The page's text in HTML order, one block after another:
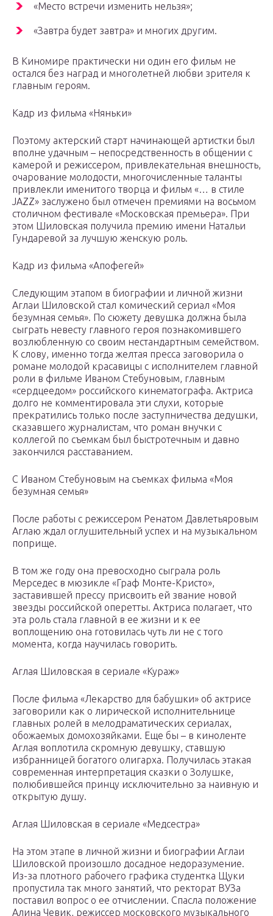
«Место встречи изменить нельзя»;
«Завтра будет завтра» и многих другим.
В Киномире практически ни один его фильм не
остался без наград и многолетней любви зрителя к
главным героям.
Кадр из фильма «Няньки»
Поэтому актерский старт начинающей артистки был
вполне удачным – непосредственность в общении с
камерой и режиссером, привлекательная внешность,
очарование молодости, многочисленные таланты
привлекли именитого творца и фильм «… в стиле
JAZZ» заслужено был отмечен премиями на восьмом
столичном фестивале «Московская премьера». При
этом Шиловская получила премию имени Натальи
Гундаревой за лучшую женскую роль.
Кадр из фильма «Апофегей»
Следующим этапом в биографии и личной жизни
Аглаи Шиловской стал комический сериал «Моя
безумная семья». По сюжету девушка должна была
сыграть невесту главного героя познакомившего
возлюбленную со своим нестандартным семейством.
К слову, именно тогда желтая пресса заговорила о
романе молодой красавицы с исполнителем главной
роли в фильме Иваном Стебуновым, главным
«сердцеедом» российского кинематографа. Актриса
долго не комментировала эти слухи, которые
прекратились только после заступничества дедушки,
сказавшего журналистам, что роман внучки с
коллегой по съемкам был быстротечным и давно
закончился расставанием.
С Иваном Стебуновым на съемках фильма «Моя
безумная семья»
После работы с режиссером Ренатом Давлетьяровым
Аглаю ждал оглушительный успех и на музыкальном
поприще.
В том же году она превосходно сыграла роль
Мерседес в мюзикле «Граф Монте-Кристо»,
заставившей прессу присвоить ей звание новой
звезды российской оперетты. Актриса полагает, что
эта роль стала главной в ее жизни и к ее
воплощению она готовилась чуть ли не с того
момента, когда научилась говорить.
Аглая Шиловская в сериале «Кураж»
После фильма «Лекарство для бабушки» об актрисе
заговорили как о лирической исполнительнице
главных ролей в мелодраматических сериалах,
обожаемых домохозяйками. Еще бы – в киноленте
Аглая воплотила скромную девушку, ставшую
избранницей богатого олигарха. Получилась этакая
современная интерпретация сказки о Золушке,
полюбившейся принцу исключительно за наивную и
открытую душу.
Аглая Шиловская в сериале «Медсестра»
На этом этапе в личной жизни и биографии Аглаи
Шиловской произошло досадное недоразумение.
Из-за плотного рабочего графика студентка Щуки
пропустила так много занятий, что ректорат ВУЗа
поставил вопрос о ее отчислении. Спасла положение
Алина Чевик, режиссер московского музыкального